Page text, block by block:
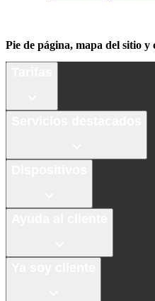
Pie de página, mapa del sitio y